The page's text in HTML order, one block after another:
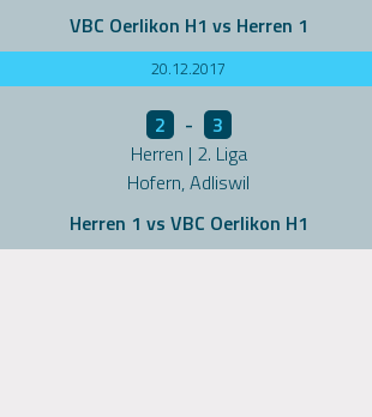
VBC Oerlikon H1 vs Herren 1
20.12.2017
2 -
3
Herren | 2. Liga
Hofern, Adliswil
Herren 1 vs VBC Oerlikon H1